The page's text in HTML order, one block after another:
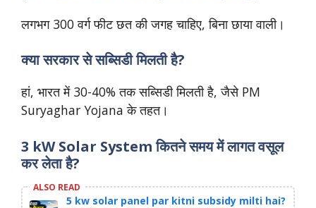
लगभग 300 वर्ग फीट छत की जगह चाहिए, बिना छाया वाली।
क्या सरकार से सब्सिडी मिलती है?
हां, भारत में 30-40% तक सब्सिडी मिलती है, जैसे PM
Suryaghar Yojana के तहत।
3 kW Solar System कितने समय में लागत वसूल
कर लेता है?
ALSO READ
5 kw solar panel par kitni subsidy milti hai?